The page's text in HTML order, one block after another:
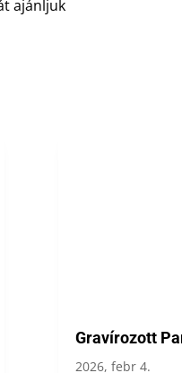
ajánljuk
Gravírozott
2026, febr 4.